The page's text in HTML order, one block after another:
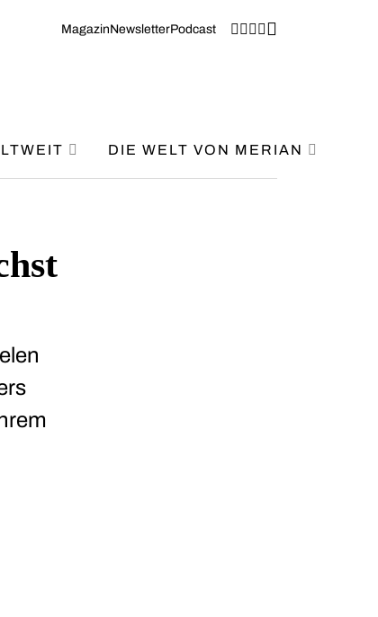
MagazinNewsletterPodcast
DIE WELT VON MERIAN